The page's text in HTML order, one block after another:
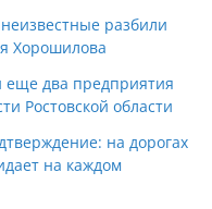
разбили
Хорошилова
еще два предприятия
Ростовской области
на дорогах
на каждом